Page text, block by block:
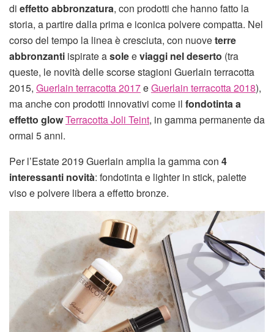
di effetto abbronzatura, con prodotti che hanno fatto la
storia, a partire dalla prima e iconica polvere compatta. Nel
corso del tempo la linea è cresciuta, con nuoveterre
abbronzanti ispirate asoleeviaggi nel deserto (tra
queste, le novità delle scorse stagioni Guerlain terracotta
2015, Guerlain terracotta 2017eGuerlain terracotta 2018),
ma anche con prodotti innovativi come il fondotinta a
effetto glowTerracotta Joli Teint, in gamma permanente da
ormai 5 anni.
Per l’Estate 2019 Guerlain amplia la gamma con 4
interessanti novità: fondotinta e lighter in stick, palette
viso e polvere libera a effetto bronze.